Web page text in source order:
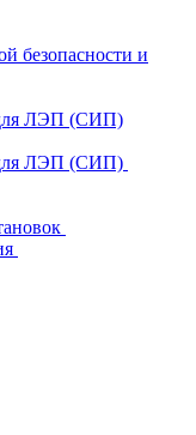
безопасности и
для ЛЭП (СИП)
для ЛЭП (СИП)